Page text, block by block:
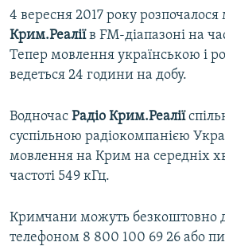
4 вересня 2017 року
Крим.Реаліїв FM-діапазоні на
Тепер мовлення українською і
ведеться 24 години на добу.
Водночас Радіо Крим.Реалії
суспільною радіокомпанією
мовлення на Крим на середніх
частоті 549 кГц.
Кримчани можуть безкоштовно
телефоном 8 800 100 69 26 або